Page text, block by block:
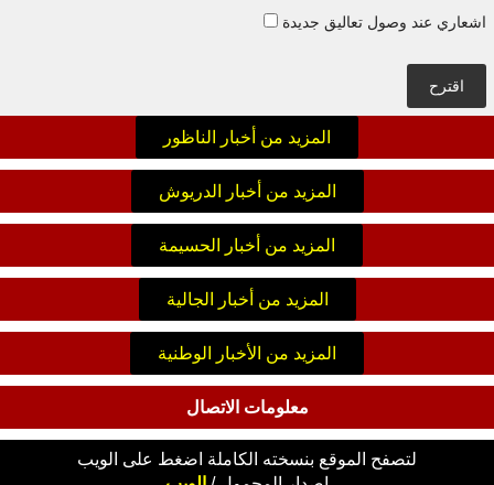
اشعاري عند وصول تعاليق جديدة
اقترح
المزيد من أخبار الناظور
المزيد من أخبار الدريوش
المزيد من أخبار الحسيمة
المزيد من أخبار الجالية
المزيد من الأخبار الوطنية
معلومات الاتصال
لتصفح الموقع بنسخته الكاملة اضغط على الويب